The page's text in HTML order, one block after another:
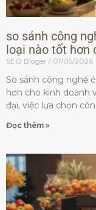
so sánh công
loại nào tốt hơn
SEO Bloger 01/05/2026
So sánh công nghệ
hơn cho kinh doanh
đại, việc lựa chọn
Đọc thêm »